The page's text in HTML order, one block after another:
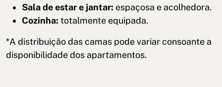
Sala de estar e jantar: espaçosa e acolhedora.
Cozinha: totalmente equipada.
*A distribuição das camas pode variar consoante a
disponibilidade dos apartamentos.